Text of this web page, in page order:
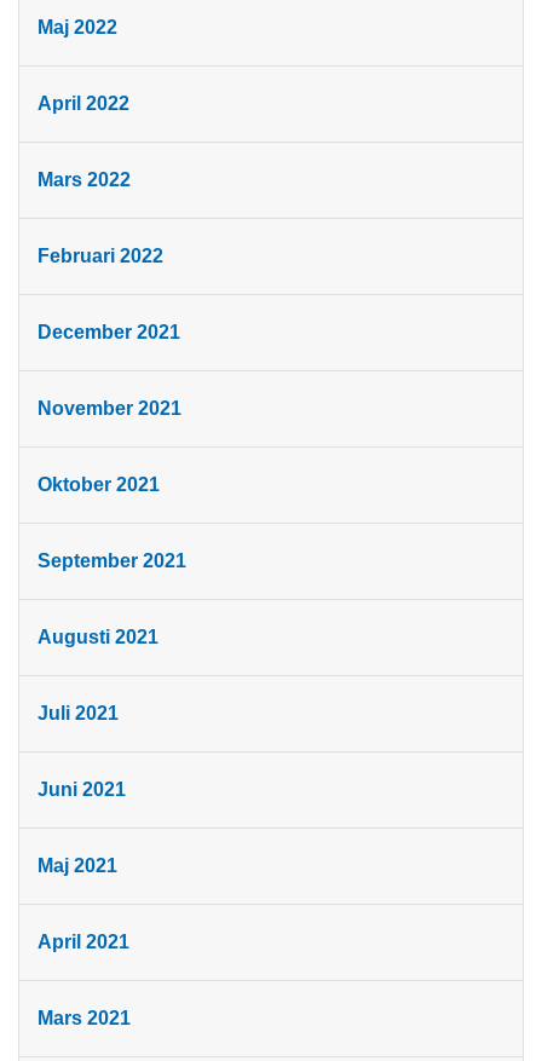
Maj 2022
April 2022
Mars 2022
Februari 2022
December 2021
November 2021
Oktober 2021
September 2021
Augusti 2021
Juli 2021
Juni 2021
Maj 2021
April 2021
Mars 2021